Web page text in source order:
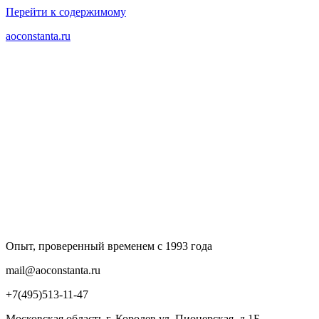
Перейти к содержимому
aoconstanta.ru
Опыт, проверенный временем с 1993 года
mail@aoconstanta.ru
+7(495)513-11-47